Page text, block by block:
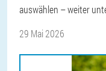
auswählen – weiter
29 Mai 2026